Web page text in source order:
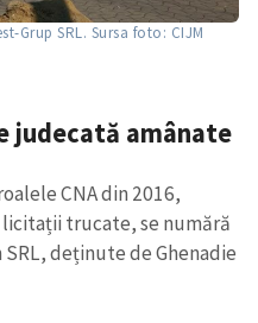
Grup SRL. Sursa foto: CIJM
judecată amânate
CNA din 2016,
trucate, se numără
SRL, deținute de Ghenadie